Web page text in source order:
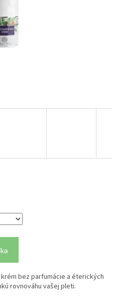
bez parfumácie a éterických
rovnováhu vašej pleti.